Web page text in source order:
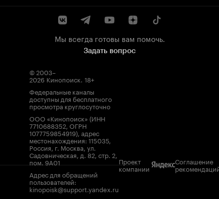
Мы всегда готовы вам помочь.
Задать вопрос
© 2003–
2026 Кинопоиск. 18+
Федеральные каналы
доступны для бесплатного
просмотра круглосуточно
ООО «Кинопоиск» (ИНН
7710688352, ОГРН
1077759854919), адрес
местонахождения: 115035,
Россия, г. Москва, ул.
Садовническая, д. 82, стр. 2,
пом. 9А01
Адрес для обращений
пользователей:
kinopoisk@support.yandex.ru
Проект
компании
Соглашение